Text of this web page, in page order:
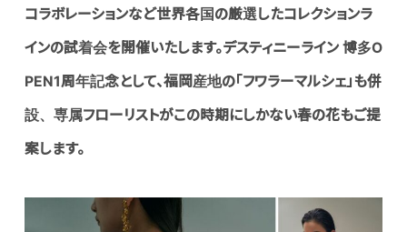
コラボレーションなど世界各国の厳選したコレクションラ
インの試着会を開催いたします。デスティニーライン 博多O
PEN1周年記念として、福岡産地の「フワラーマルシェ」も併
設、専属フローリストがこの時期にしかない春の花もご提
案します。